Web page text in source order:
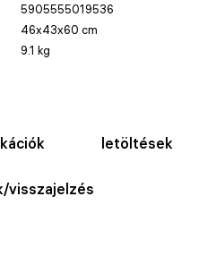
5905555019536
46x43x60 cm
9.1 kg
letöltések
visszajelzés